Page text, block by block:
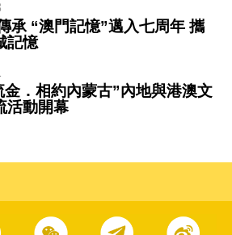
承 “澳門記憶”邁入七周年 攜
記憶
．相約內蒙古”內地與港澳文
活動開幕